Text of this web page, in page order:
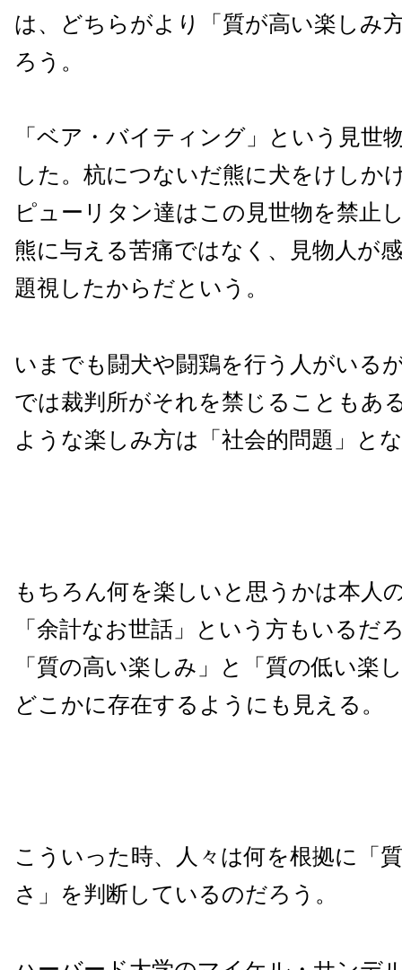
は、どちらがより「質が高い楽しみ
ろう。
「ベア・バイティング」という見世
した。杭につないだ熊に犬をけしか
ピューリタン達はこの見世物を禁止
熊に与える苦痛ではなく、見物人が
題視したからだという。
いまでも闘犬や闘鶏を行う人がいる
では裁判所がそれを禁じることもあ
ような楽しみ方は「社会的問題」と
もちろん何を楽しいと思うかは本人
「余計なお世話」という方もいるだ
「質の高い楽しみ」と「質の低い楽
どこかに存在するようにも見える。
こういった時、人々は何を根拠に「
さ」を判断しているのだろう。